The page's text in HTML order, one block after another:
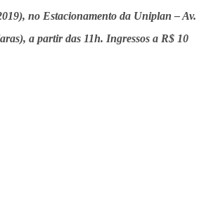
no Estacionamento da Uniplan – Av.
a partir das 11h. Ingressos a R$ 10